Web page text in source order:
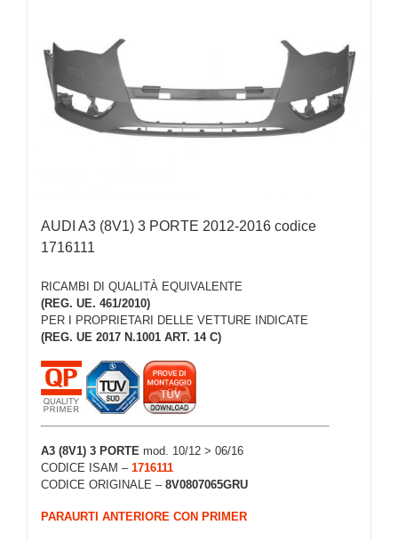
AUDI A3 (8V1) 3 PORTE 2012-2016 codice
1716111
RICAMBI DI QUALITÀ EQUIVALENTE
(REG. UE. 461/2010)
PER I PROPRIETARI DELLE VETTURE INDICATE
(REG. UE 2017 N.1001 ART. 14 C)
A3 (8V1) 3 PORTE mod. 10/12 > 06/16
CODICE ISAM – 1716111
CODICE ORIGINALE – 8V0807065GRU
PARAURTI ANTERIORE CON PRIMER